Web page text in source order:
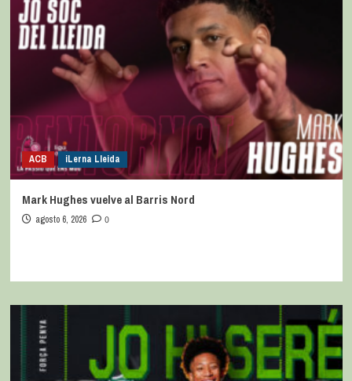
ACB iLerna Lleida
Mark Hughes vuelve al Barris Nord
agosto 6, 2026 0